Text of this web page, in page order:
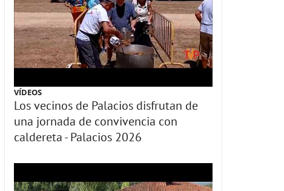
VÍDEOS
Los vecinos de Palacios disfrutan de
una jornada de convivencia con
caldereta - Palacios 2026